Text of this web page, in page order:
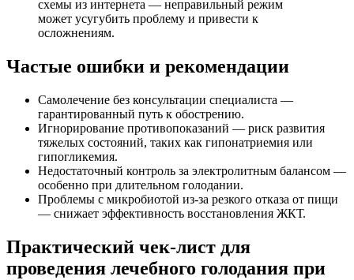
схемы из интернета — неправильный режим
может усугубить проблему и привести к
осложнениям.
Частые ошибки и рекомендации
Самолечение без консультации специалиста —
гарантированный путь к обострению.
Игнорирование противопоказаний — риск развития
тяжелых состояний, таких как гипонатриемия или
гипогликемия.
Недостаточный контроль за электролитным балансом —
особенно при длительном голодании.
Проблемы с микробиотой из-за резкого отказа от пищи
— снижает эффективность восстановления ЖКТ.
Практический чек-лист для
проведения лечебного голодания при